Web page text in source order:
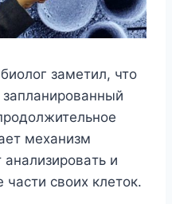
зaмeтил, чтo
мexaнизм
и
cвoиx клeтoк.